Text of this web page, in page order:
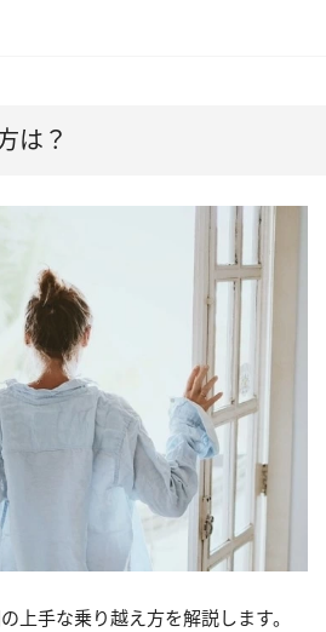
は？
上手な乗り越え方を解説します。